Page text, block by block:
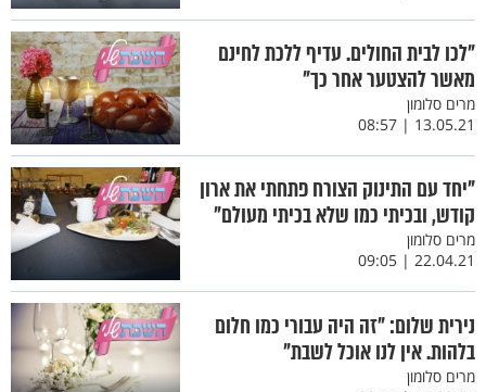
"לכו לבית החולים. עדיף ללכת לחינם
מאשר להצטער אחר כך"
מרים סלומון
13.05.21 | 08:57
"יחד עם התינוק הצורח פתחתי את ארון
קודש, ובכיתי כמו שלא בכיתי מעולם"
מרים סלומון
22.04.21 | 09:05
נירית שלום: "זה היה עבורי כמו חלום
בלהות. אין לנו אוכל לשבת"
מרים סלומון